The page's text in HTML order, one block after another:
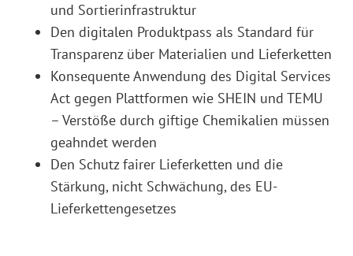
und Sortierinfrastruktur
Den digitalen Produktpass als Standard für
Transparenz über Materialien und Lieferketten
Konsequente Anwendung des Digital Services
Act gegen Plattformen wie SHEIN und TEMU
– Verstöße durch giftige Chemikalien müssen
geahndet werden
Den Schutz fairer Lieferketten und die
Stärkung, nicht Schwächung, des EU-
Lieferkettengesetzes